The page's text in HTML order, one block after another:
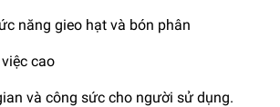
năng gieo hạt và bón phân
cao
và công sức cho người sử dụng.